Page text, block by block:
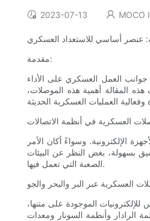
2023-07-13 MOCO
عنصر أساسي للاستعداد العسكري
مقدمة:
جوانب العمل العسكري على الأداء
المقالة أهمية هذه الموصلات،
الإلكترونية. وسواءً أكان الأمر
بسهولة، بغض النظر عن البيئات
الصعبة التي تعمل فيها.
الموجودة على متنها،
الرادار وأنظمة السونار ومعدات